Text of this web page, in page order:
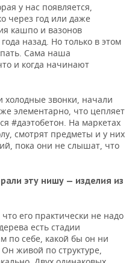
у нас появляется,
через год или даже
кашпо и вазонов
назад. Но только в этом
Сама наша
и когда начинают
холодные звонки, начали
элементарно, что цепляет
#даэтобетон. На маркетах
смотрят предметы и у них
пока они не слышат, что
эту нишу — изделия из
его практически не надо
есть стадии
по себе, какой бы он ни
живой по структуре,